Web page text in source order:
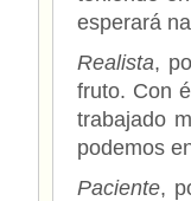
esperará
Realista,
fruto. Con
trabajado
podemos
Paciente,